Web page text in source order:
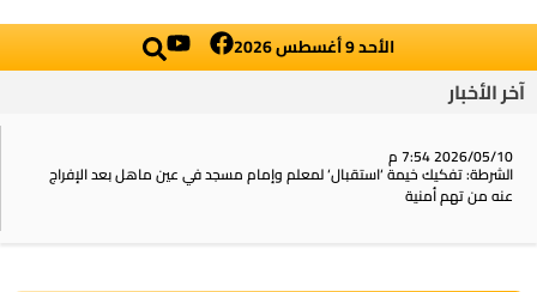
الأحد 9 أغسطس 2026
آخر الأخبار
2026/05/10 7:54 م
الشرطة: تفكيك خيمة ‘استقبال‘ لمعلم وإمام مسجد في عين ماهل بعد الإفراج
عنه من تهم أمنية